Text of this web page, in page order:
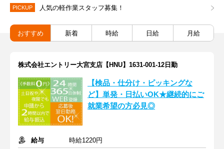
PICKUP 人気の軽作業スタッフ募集！
おすすめ 新着 時給 日給 月給
株式会社エントリー大宮支店【HNU】1631-001-12日勤
【検品・仕分け・ピッキングな
ど】単発・日払いOK★継続的にご
就業希望の方必見◎
給与
時給1220円